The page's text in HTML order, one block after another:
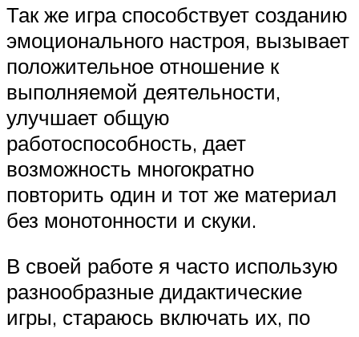
Так же игра способствует созданию
эмоционального настроя, вызывает
положительное отношение к
выполняемой деятельности,
улучшает общую
работоспособность, дает
возможность многократно
повторить один и тот же материал
без монотонности и скуки.
В своей работе я часто использую
разнообразные дидактические
игры, стараюсь включать их, по